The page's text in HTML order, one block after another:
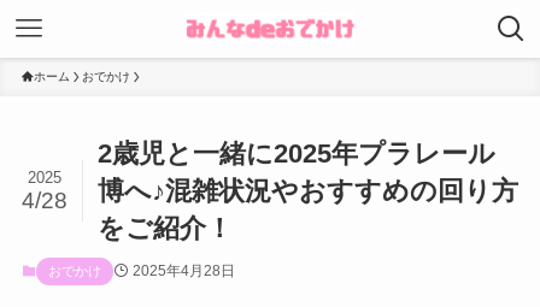
ホーム おでかけ
2歳児と一緒に2025年プラレール
博へ♪混雑状況やおすすめの回り方
をご紹介！
2025
4/28
おでかけ 2025年4月28日